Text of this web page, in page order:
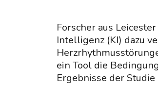
Forscher aus
Intelligenz (KI) dazu
ein Tool die
Ergebnisse der